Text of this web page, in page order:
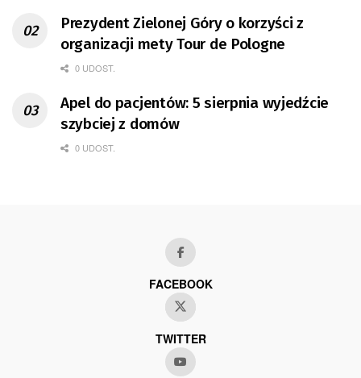
Prezydent Zielonej Góry o korzyści z
organizacji mety Tour de Pologne
0 UDOST.
Apel do pacjentów: 5 sierpnia wyjedźcie
szybciej z domów
0 UDOST.
FACEBOOK
TWITTER